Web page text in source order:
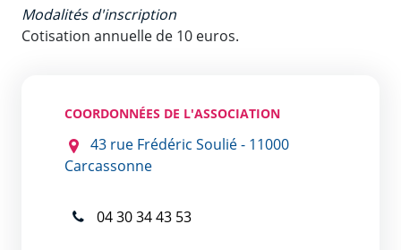
Modalités d'inscription
Cotisation annuelle de 10 euros.
COORDONNÉES DE L'ASSOCIATION
43 rue Frédéric Soulié - 11000
Carcassonne
04 30 34 43 53